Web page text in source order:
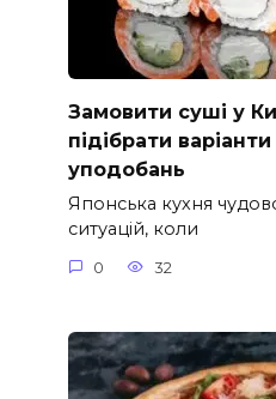
Замовити суші у
підібрати
уподобань
Японська кухня
ситуацій, коли
0 32